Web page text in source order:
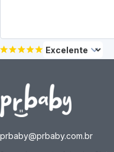
prbaby@prbaby.com.br